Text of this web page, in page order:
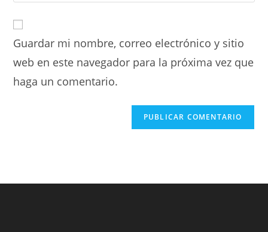
Guardar mi nombre, correo electrónico y sitio
web en este navegador para la próxima vez que
haga un comentario.